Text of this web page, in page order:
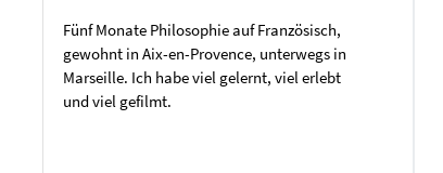
Fünf Monate Philosophie auf Französisch,
gewohnt in Aix-en-Provence, unterwegs in
Marseille. Ich habe viel gelernt, viel erlebt
und viel gefilmt.